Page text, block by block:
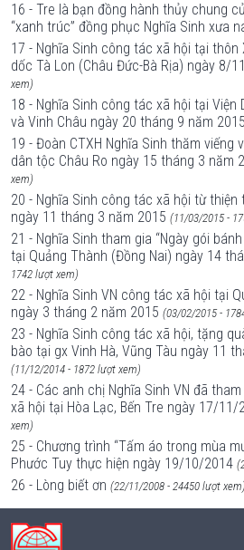
16 - Tre là bạn đồng hành thủy chung
“xanh trúc” đồng phục Nghĩa Sinh xưa
17 - Nghĩa Sinh công tác xã hội tại thôn
dốc Tà Lon (Châu Đức-Bà Rịa) ngày 8/
xem)
18 - Nghĩa Sinh công tác xã hội tại Viện
và Vinh Châu ngày 20 tháng 9 năm 2015
19 - Đoàn CTXH Nghĩa Sinh thăm viếng
dân tộc Châu Ro ngày 15 tháng 3 năm
xem)
20 - Nghĩa Sinh công tác xã hội từ thiện
ngày 11 tháng 3 năm 2015 (11/03/2015 -
21 - Nghĩa Sinh tham gia “Ngày gói
tại Quảng Thành (Đồng Nai) ngày 14
1742 lượt xem)
22 - Nghĩa Sinh VN công tác xã hội tại
ngày 3 tháng 2 năm 2015 (03/02/2015 -
23 - Nghĩa Sinh công tác xã hội, tặng
bào tại gx Vinh Hà, Vũng Tàu ngày 11
(11/12/2014 - 1872 lượt xem)
24 - Các anh chị Nghĩa Sinh VN đã
xã hội tại Hòa Lạc, Bến Tre ngày 17/11/
xem)
25 - Chương trình “Tấm áo trong mùa
Phước Tuy thực hiện ngày 19/10/2014
26 - Lòng biết ơn (22/11/2008 - 24450 lượt xem)